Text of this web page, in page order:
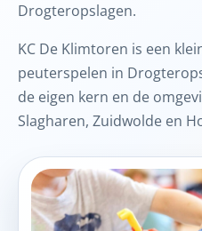
Drogteropslagen.
KC De Klimtoren is een
peuterspelen in
de eigen kern en de
Slagharen, Zuidwolde en